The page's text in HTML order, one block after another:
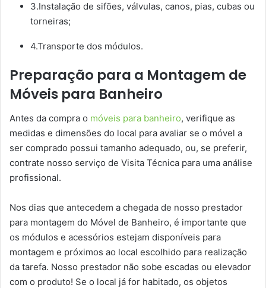
3.Instalação de sifões, válvulas, canos, pias, cubas ou
torneiras;
4.Transporte dos módulos.
Preparação para a Montagem de
Móveis para Banheiro
Antes da compra o móveis para banheiro, verifique as
medidas e dimensões do local para avaliar se o móvel a
ser comprado possui tamanho adequado, ou, se preferir,
contrate nosso serviço de Visita Técnica para uma análise
profissional.
Nos dias que antecedem a chegada de nosso prestador
para montagem do Móvel de Banheiro, é importante que
os módulos e acessórios estejam disponíveis para
montagem e próximos ao local escolhido para realização
da tarefa. Nosso prestador não sobe escadas ou elevador
com o produto! Se o local já for habitado, os objetos